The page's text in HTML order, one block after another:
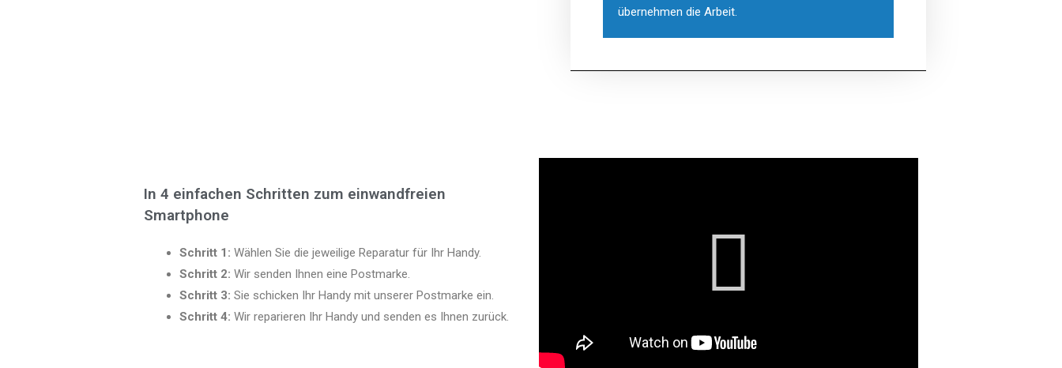
übernehmen die Arbeit.
In 4 einfachen Schritten zum einwandfreien
Smartphone
Schritt 1: Wählen Sie die jeweilige Reparatur für Ihr Handy.
Schritt 2: Wir senden Ihnen eine Postmarke.
Schritt 3: Sie schicken Ihr Handy mit unserer Postmarke ein.
Schritt 4: Wir reparieren Ihr Handy und senden es Ihnen zurück.